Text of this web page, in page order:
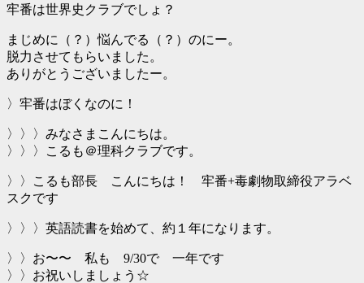
牢番は世界史クラブでしょ？
まじめに（？）悩んでる（？）のにー。
脱力させてもらいました。
ありがとうございましたー。
〉牢番はぼくなのに！
〉〉〉みなさまこんにちは。
〉〉〉こるも＠理科クラブです。
〉〉こるも部長 こんにちは！ 牢番+毒劇物取締役アラベ
スクです
〉〉〉英語読書を始めて、約１年になります。
〉〉お〜〜 私も 9/30で 一年です
〉〉お祝いしましょう☆